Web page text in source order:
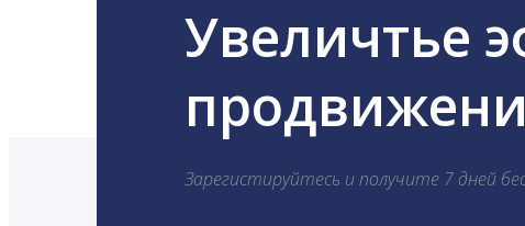
Увеличтье
Зарегистируйтесь и получите 7 дней